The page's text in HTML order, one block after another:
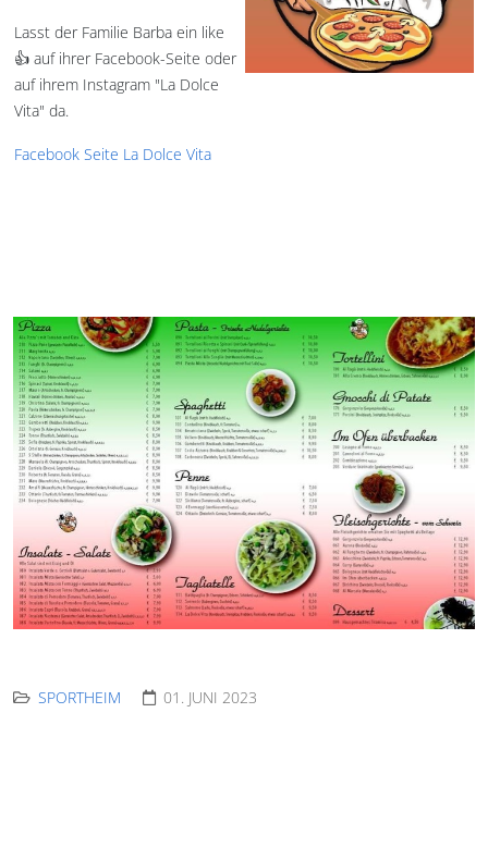
Lasst der Familie Barba ein like
👍 auf ihrer Facebook-Seite oder
auf ihrem Instagram "La Dolce
Vita" da.
Facebook Seite La Dolce Vita
SPORTHEIM 01. JUNI 2023